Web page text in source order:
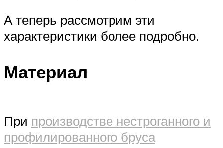
А теперь рассмотрим эти
характеристики более подробно.
Материал
При производстве нестроганного и
профилированного бруса